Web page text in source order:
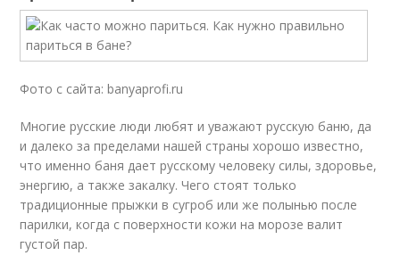
Фото с сайта: banyaprofi.ru
Многие русские люди любят и уважают русскую баню, да
и далеко за пределами нашей страны хорошо известно,
что именно баня дает русскому человеку силы, здоровье,
энергию, а также закалку. Чего стоят только
традиционные прыжки в сугроб или же полынью после
парилки, когда с поверхности кожи на морозе валит
густой пар.